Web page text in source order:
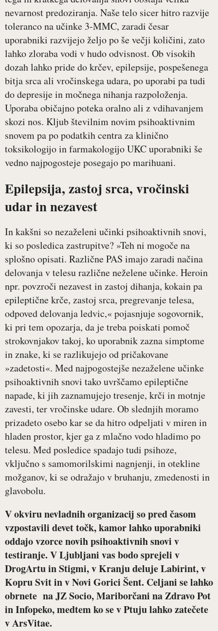
nevarnost predoziranja. Naše telo sicer hitro razvije
toleranco na učinke 3-MMC, zaradi česar
uporabniki razvijejo željo po še večji količini, zato
lahko zloraba vodi v hudo odvisnost. Ob visokih
dozah lahko pride do krčev, epilepsije, pospešenega
bitja srca ali vročinskega udara, po uporabi pa tudi
do depresije in močnega nihanja razpoloženja.
Uporaba običajno poteka oralno ali z vdihavanjem
skozi nos. Kljub številnim novim psihoaktivnim
snovem pa po podatkih centra za klinično
toksikologijo in farmakologijo UKC uporabniki še
vedno najpogosteje posegajo po marihuani.
Epilepsija, zastoj srca, vročinski
udar in nezavest
In kakšni so nezaželeni učinki psihoaktivnih snovi,
ki so posledica zastrupitve? »Teh ni mogoče na
splošno opisati. Različne PAS imajo zaradi načina
delovanja v telesu različne neželene učinke. Heroin
npr. povzroči nezavest in zastoj dihanja, kokain pa
epileptične krče, zastoj srca, pregrevanje telesa,
odpoved delovanja ledvic,« pojasnjuje sogovornik,
ki pri tem opozarja, da je treba poiskati pomoč
strokovnjakov takoj, ko uporabnik zazna simptome
in znake, ki se razlikujejo od pričakovane
»zadetosti«. Med najpogostejše nezaželene učinke
psihoaktivnih snovi tako uvrščamo epileptične
napade, ki jih zaznamujejo tresenje, krči in motnje
zavesti, ter vročinske udare. Ob slednjih moramo
prizadeto osebo kar se da hitro odpeljati v miren in
hladen prostor, kjer ga z mlačno vodo hladimo po
telesu. Med posledice spadajo tudi psihoze,
vključno s samomorilskimi nagnjenji, in otekline
možganov, ki se odražajo v bruhanju, zmedenosti in
glavobolu.
V okviru nevladnih organizacij so pred časom
vzpostavili devet točk, kamor lahko uporabniki
oddajo vzorce novih psihoaktivnih snovi v
testiranje. V Ljubljani vas bodo sprejeli v
DrogArtu in Stigmi, v Kranju deluje Labirint, v
Kopru Svit in v Novi Gorici Šent. Celjani se lahko
obrnete na JZ Socio, Mariborčani na Zdravo Pot
in Infopeko, medtem ko se v Ptuju lahko zatečete
v ArsVitae.